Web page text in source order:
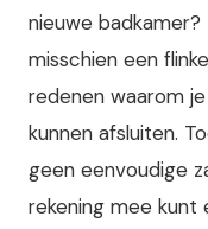
nieuwe
misschien een
redenen waarom
kunnen afsluiten.
geen eenvoudige
rekening mee kunt